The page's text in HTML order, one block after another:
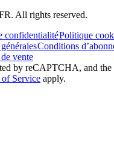
All rights reserved.
confidentialitéPolitique
Conditions
vente
by reCAPTCHA, and the
of Service apply.